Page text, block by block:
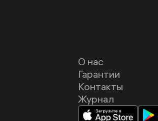
О нас
Гарантии
Контакты
Журнал